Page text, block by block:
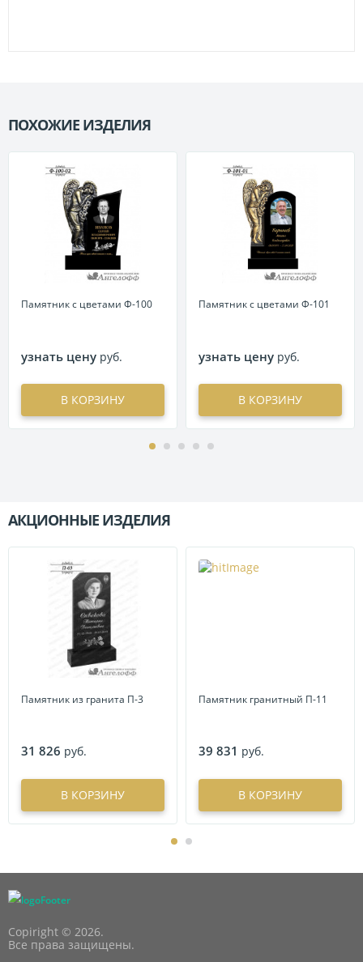
ПОХОЖИЕ ИЗДЕЛИЯ
Памятник с цветами Ф-100
узнать цену руб.
В КОРЗИНУ
Памятник с цветами Ф-101
узнать цену руб.
В КОРЗИНУ
АКЦИОННЫЕ ИЗДЕЛИЯ
Памятник из гранита П-3
31 826 руб.
В КОРЗИНУ
Памятник гранитный П-11
39 831 руб.
В КОРЗИНУ
Copiright © 2026.
Все права защищены.